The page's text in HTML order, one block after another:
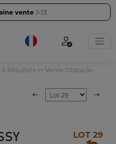
vente J-13
Résultats>> Vente Obstacle
LOT 29